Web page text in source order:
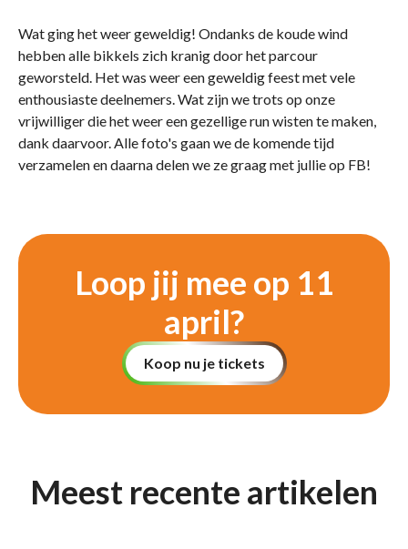
Wat ging het weer geweldig! Ondanks de koude wind
hebben alle bikkels zich kranig door het parcour
geworsteld. Het was weer een geweldig feest met vele
enthousiaste deelnemers. Wat zijn we trots op onze
vrijwilliger die het weer een gezellige run wisten te maken,
dank daarvoor. Alle foto's gaan we de komende tijd
verzamelen en daarna delen we ze graag met jullie op FB!
Loop jij mee op 11
april?
Koop nu je tickets
Meest recente artikelen